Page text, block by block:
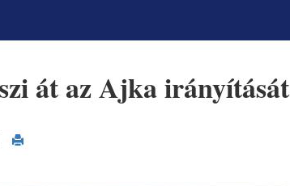
át az Ajka irányítását